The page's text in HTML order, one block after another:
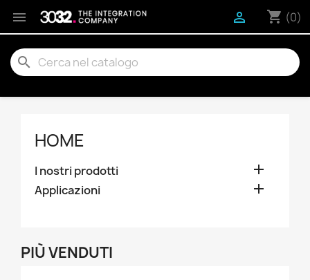
 shopping_cart (0)

search
HOME
I nostri prodotti 
Applicazioni 
PIÙ VENDUTI